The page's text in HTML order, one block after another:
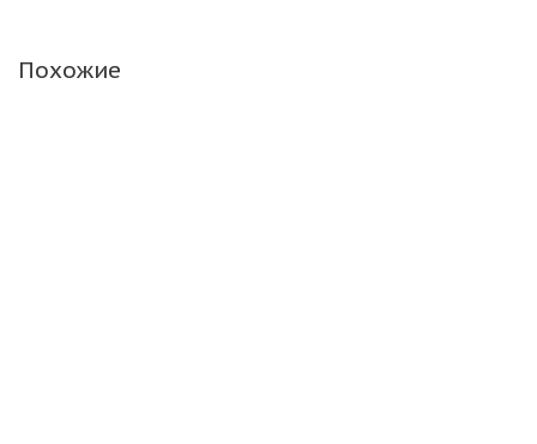
Похожие